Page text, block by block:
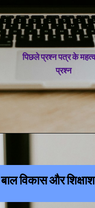
पिछले प्रश्न पत्र के
प्रश्न
बाल विकास और